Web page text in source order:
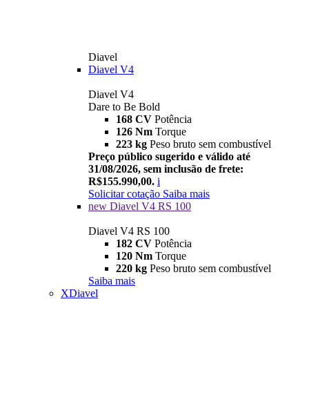
Diavel
Diavel V4
Diavel V4
Dare to Be Bold
168 CV Potência
126 Nm Torque
223 kg Peso bruto sem combustível
Preço público sugerido e válido até
31/08/2026, sem inclusão de frete:
R$155.990,00. i
Solicitar cotação Saiba mais
new Diavel V4 RS 100
Diavel V4 RS 100
182 CV Potência
120 Nm Torque
220 kg Peso bruto sem combustível
Saiba mais
XDiavel